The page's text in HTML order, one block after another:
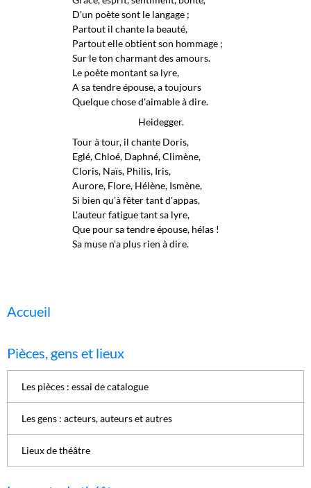
D'un poète sont le langage ;
Partout il chante la beauté,
Partout elle obtient son hommage ;
Sur le ton charmant des amours.
Le poète montant sa lyre,
A sa tendre épouse, a toujours
Quelque chose d'aimable à dire.
Heidegger.
Tour à tour, il chante Doris,
Eglé, Chloé, Daphné, Climène,
Cloris, Naïs, Philis, Iris,
Aurore, Flore, Hélène, Ismène,
Si bien qu'à fêter tant d'appas,
L'auteur fatigue tant sa lyre,
Que pour sa tendre épouse, hélas !
Sa muse n'a plus rien à dire.
Accueil
Pièces, gens et lieux
Les pièces : essai de catalogue
Les gens : acteurs, auteurs et autres
Lieux de théâtre